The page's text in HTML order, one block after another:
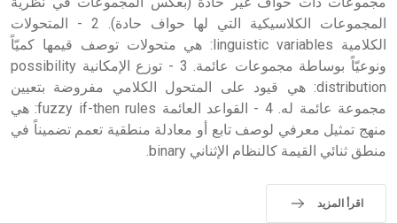
- هل تعلم أن أبجر Abgar اسم معروف جيداً يعود إلى عدد من
الملوك الذين حكموا مدينة إديسا (الرها) من أبجر الأول وحتى
التاسع، وهم ينتسبون إلى أسرة أوسروين
- هل تعلم أن الأبجدية الكنعانية تتألف من /22/ علامة كتابية
sign تكتب منفصلة غير متصلة، وتعتمد المبدأ الأكوروفوني،
المجموعات الكلاسيكية التي لها حواف حادة). 2 - المتحولات
الكلامية linguistic variables: هي متحولات توصف قيمها كميّاً
ونوعيّاً بوساطة مجموعات عائمة. 3 - توزع الإمكانية possibility
distribution: هي قيود على المتحول الكلامي مفروضة بتعيين
مجموعة عائمة له. 4 - القواعد العائمة fuzzy if-then rules: هي
منهج تمثيل معرفي لوصف تابع أو معادلة منطقية تعمم تضميناً في
منطق ثنائي القيمة كالنظام الإثناني binary.
اقرأ المزيد